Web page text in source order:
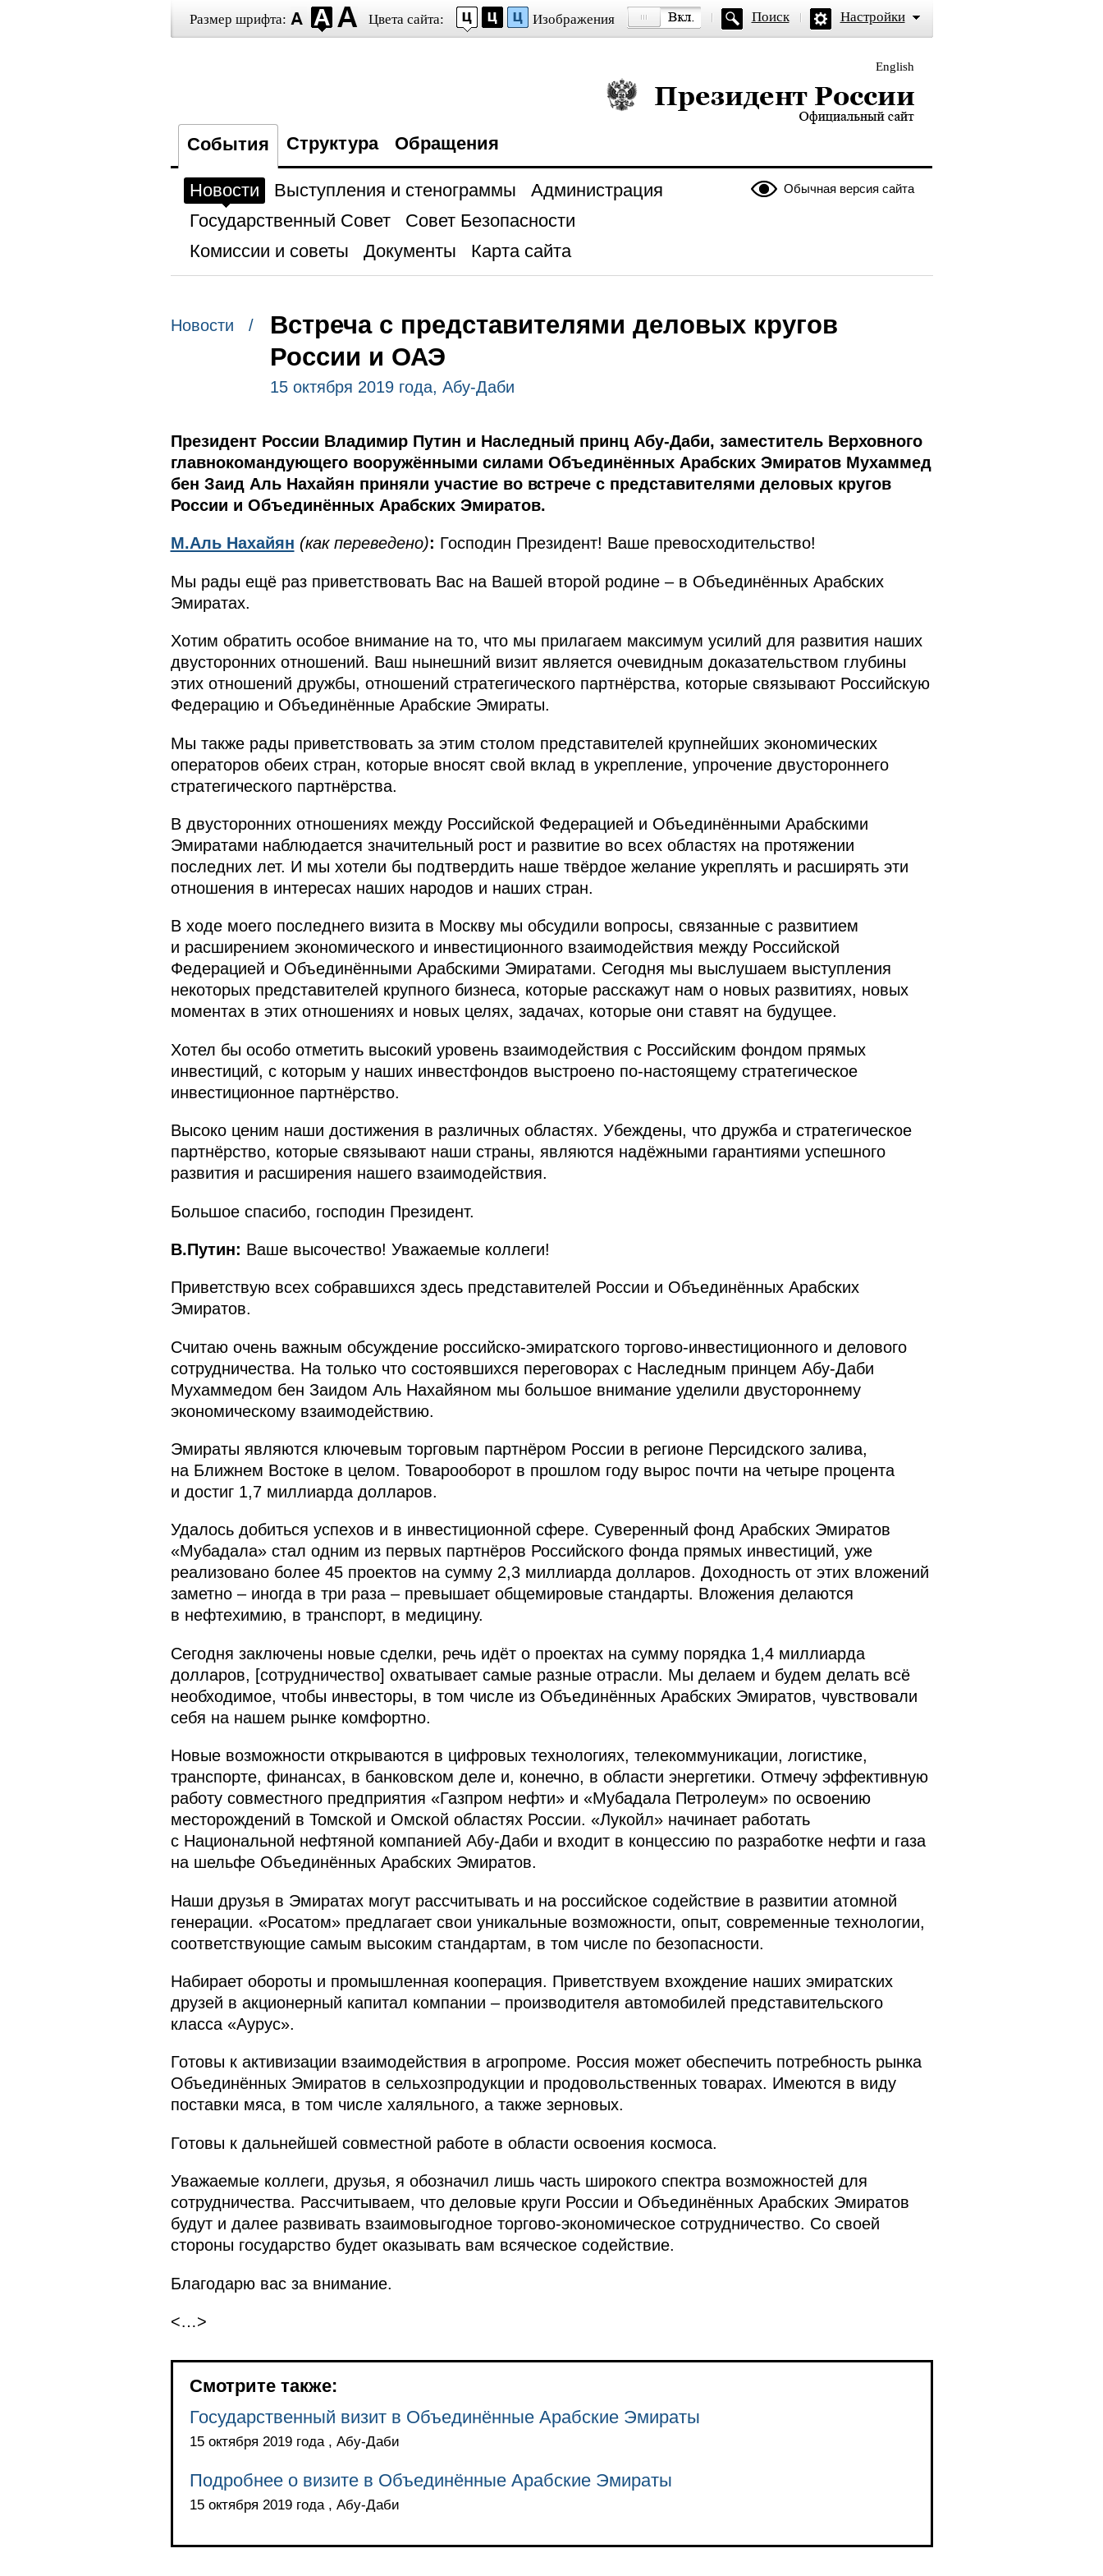
Размер шрифта: Цвета сайта: Изображения Поиск Настройки
English
Президент России — официальный сайт
События Структура Обращения
Обычная версия сайта
Новости Выступления и стенограммы
Администрация
Государственный Совет
Совет Безопасности
Комиссии и советы
Документы Карта сайта
Новости /
Встреча с представителями деловых кругов
России и ОАЭ
15 октября 2019 года, Абу-Даби
Президент России Владимир Путин и Наследный принц Абу‑Даби, заместитель Верховного
главнокомандующего вооружёнными силами Объединённых Арабских Эмиратов Мухаммед
бен Заид Аль Нахайян приняли участие во встрече с представителями деловых кругов
России и Объединённых Арабских Эмиратов.
М.Аль Нахайян (как переведено): Господин Президент! Ваше превосходительство!
Мы рады ещё раз приветствовать Вас на Вашей второй родине – в Объединённых Арабских
Эмиратах.
Хотим обратить особое внимание на то, что мы прилагаем максимум усилий для развития наших
двусторонних отношений. Ваш нынешний визит является очевидным доказательством глубины
этих отношений дружбы, отношений стратегического партнёрства, которые связывают Российскую
Федерацию и Объединённые Арабские Эмираты.
Мы также рады приветствовать за этим столом представителей крупнейших экономических
операторов обеих стран, которые вносят свой вклад в укрепление, упрочение двустороннего
стратегического партнёрства.
В двусторонних отношениях между Российской Федерацией и Объединёнными Арабскими
Эмиратами наблюдается значительный рост и развитие во всех областях на протяжении
последних лет. И мы хотели бы подтвердить наше твёрдое желание укреплять и расширять эти
отношения в интересах наших народов и наших стран.
В ходе моего последнего визита в Москву мы обсудили вопросы, связанные с развитием
и расширением экономического и инвестиционного взаимодействия между Российской
Федерацией и Объединёнными Арабскими Эмиратами. Сегодня мы выслушаем выступления
некоторых представителей крупного бизнеса, которые расскажут нам о новых развитиях, новых
моментах в этих отношениях и новых целях, задачах, которые они ставят на будущее.
Хотел бы особо отметить высокий уровень взаимодействия с Российским фондом прямых
инвестиций, с которым у наших инвестфондов выстроено по‑настоящему стратегическое
инвестиционное партнёрство.
Высоко ценим наши достижения в различных областях. Убеждены, что дружба и стратегическое
партнёрство, которые связывают наши страны, являются надёжными гарантиями успешного
развития и расширения нашего взаимодействия.
Большое спасибо, господин Президент.
В.Путин: Ваше высочество! Уважаемые коллеги!
Приветствую всех собравшихся здесь представителей России и Объединённых Арабских
Эмиратов.
Считаю очень важным обсуждение российско-эмиратского торгово-инвестиционного и делового
сотрудничества. На только что состоявшихся переговорах с Наследным принцем Абу‑Даби
Мухаммедом бен Заидом Аль Нахайяном мы большое внимание уделили двустороннему
экономическому взаимодействию.
Эмираты являются ключевым торговым партнёром России в регионе Персидского залива,
на Ближнем Востоке в целом. Товарооборот в прошлом году вырос почти на четыре процента
и достиг 1,7 миллиарда долларов.
Удалось добиться успехов и в инвестиционной сфере. Суверенный фонд Арабских Эмиратов
«Мубадала» стал одним из первых партнёров Российского фонда прямых инвестиций, уже
реализовано более 45 проектов на сумму 2,3 миллиарда долларов. Доходность от этих вложений
заметно – иногда в три раза – превышает общемировые стандарты. Вложения делаются
в нефтехимию, в транспорт, в медицину.
Сегодня заключены новые сделки, речь идёт о проектах на сумму порядка 1,4 миллиарда
долларов, [сотрудничество] охватывает самые разные отрасли. Мы делаем и будем делать всё
необходимое, чтобы инвесторы, в том числе из Объединённых Арабских Эмиратов, чувствовали
себя на нашем рынке комфортно.
Новые возможности открываются в цифровых технологиях, телекоммуникации, логистике,
транспорте, финансах, в банковском деле и, конечно, в области энергетики. Отмечу эффективную
работу совместного предприятия «Газпром нефти» и «Мубадала Петролеум» по освоению
месторождений в Томской и Омской областях России. «Лукойл» начинает работать
с Национальной нефтяной компанией Абу‑Даби и входит в концессию по разработке нефти и газа
на шельфе Объединённых Арабских Эмиратов.
Наши друзья в Эмиратах могут рассчитывать и на российское содействие в развитии атомной
генерации. «Росатом» предлагает свои уникальные возможности, опыт, современные технологии,
соответствующие самым высоким стандартам, в том числе по безопасности.
Набирает обороты и промышленная кооперация. Приветствуем вхождение наших эмиратских
друзей в акционерный капитал компании – производителя автомобилей представительского
класса «Аурус».
Готовы к активизации взаимодействия в агропроме. Россия может обеспечить потребность рынка
Объединённых Эмиратов в сельхозпродукции и продовольственных товарах. Имеются в виду
поставки мяса, в том числе халяльного, а также зерновых.
Готовы к дальнейшей совместной работе в области освоения космоса.
Уважаемые коллеги, друзья, я обозначил лишь часть широкого спектра возможностей для
сотрудничества. Рассчитываем, что деловые круги России и Объединённых Арабских Эмиратов
будут и далее развивать взаимовыгодное торгово-экономическое сотрудничество. Со своей
стороны государство будет оказывать вам всяческое содействие.
Благодарю вас за внимание.
<…>
Смотрите также:
Государственный визит в Объединённые Арабские Эмираты
15 октября 2019 года , Абу-Даби
Подробнее о визите в Объединённые Арабские Эмираты
15 октября 2019 года , Абу-Даби